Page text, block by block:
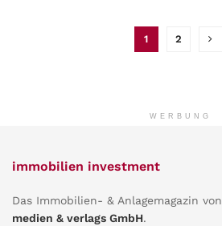
1 2
WERBUNG
immobilien investment
Das Immobilien- & Anlagemagazin von
medien & verlags GmbH.